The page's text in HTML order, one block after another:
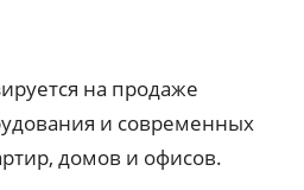
на продаже
и современных
домов и офисов.